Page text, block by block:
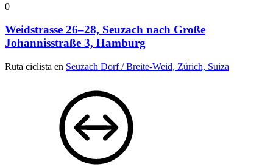
0
Weidstrasse 26–28, Seuzach nach Große
Johannisstraße 3, Hamburg
Ruta ciclista en Seuzach Dorf / Breite-Weid, Zúrich, Suiza